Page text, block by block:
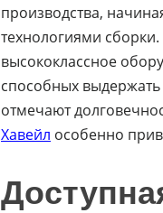
производства,
технологиями
высококлассное
способных
отмечают
Хавейл особенно